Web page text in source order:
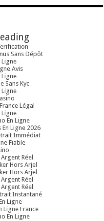
Sans Dépôt
Ligne
Avis
Ligne
Sans Kyc
Ligne
Légal
Ligne
En Ligne
Ligne 2026
Immédiat
Fiable
Réel
Hors Arjel
Hors Arjel
Réel
Réel
Instantané
Ligne
Ligne France
En Ligne